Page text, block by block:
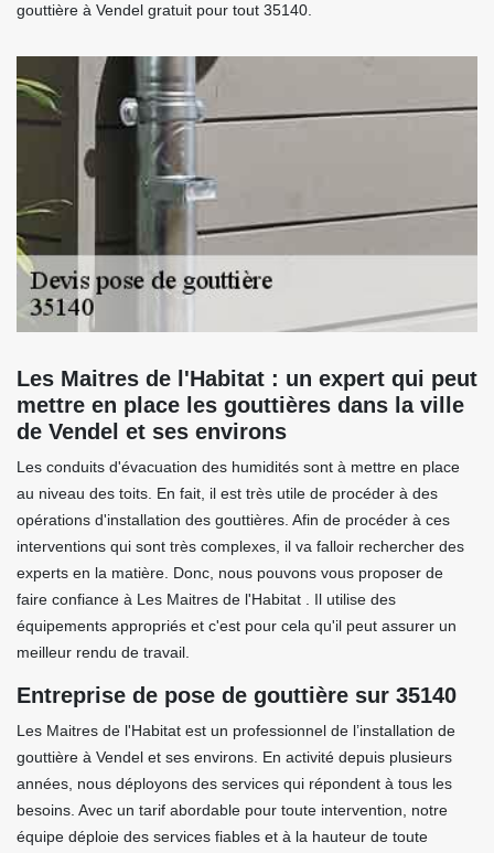
gouttière à Vendel gratuit pour tout 35140.
Les Maitres de l'Habitat : un expert qui peut
mettre en place les gouttières dans la ville
de Vendel et ses environs
Les conduits d'évacuation des humidités sont à mettre en place
au niveau des toits. En fait, il est très utile de procéder à des
opérations d'installation des gouttières. Afin de procéder à ces
interventions qui sont très complexes, il va falloir rechercher des
experts en la matière. Donc, nous pouvons vous proposer de
faire confiance à Les Maitres de l'Habitat . Il utilise des
équipements appropriés et c'est pour cela qu'il peut assurer un
meilleur rendu de travail.
Entreprise de pose de gouttière sur 35140
Les Maitres de l'Habitat est un professionnel de l’installation de
gouttière à Vendel et ses environs. En activité depuis plusieurs
années, nous déployons des services qui répondent à tous les
besoins. Avec un tarif abordable pour toute intervention, notre
équipe déploie des services fiables et à la hauteur de toute